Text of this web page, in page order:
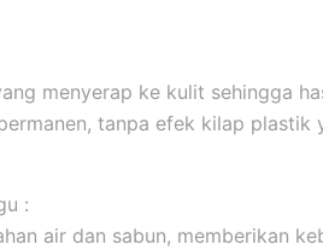
menyerap ke kulit sehingga
tanpa efek kilap plastik
:
air dan sabun, memberikan